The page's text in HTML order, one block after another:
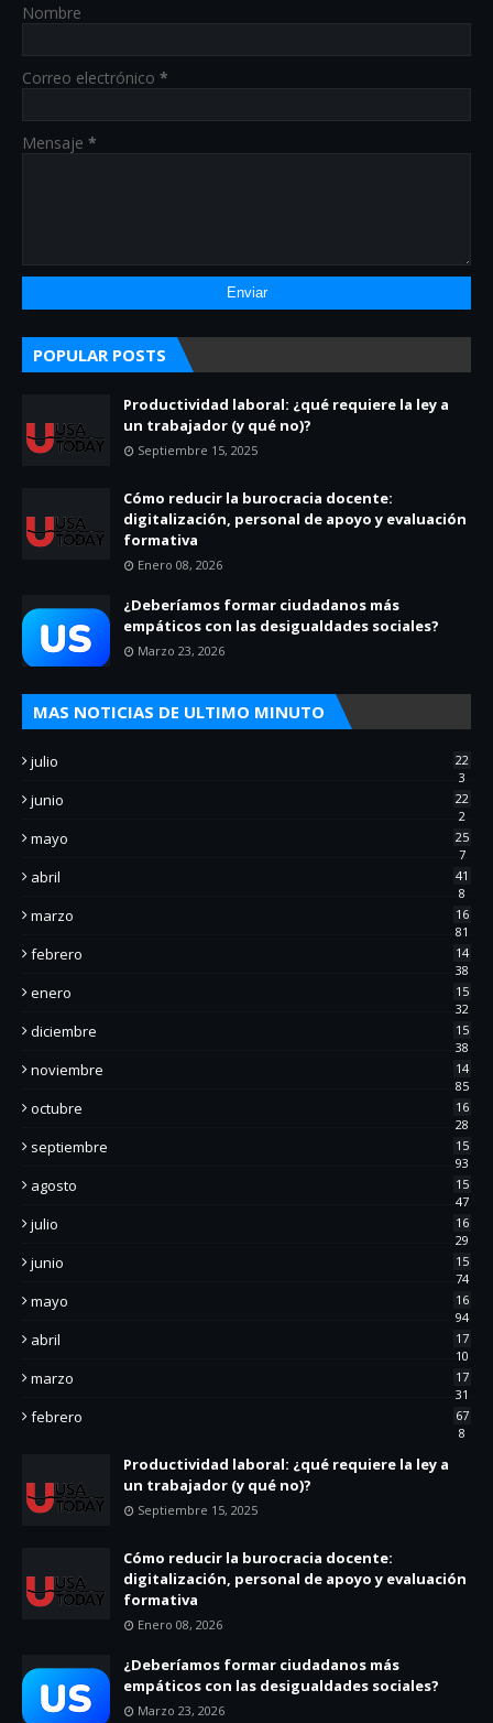
Nombre
Correo electrónico *
Mensaje *
POPULAR POSTS
Productividad laboral: ¿qué requiere la ley a
un trabajador (y qué no)?
Septiembre 15, 2025
Cómo reducir la burocracia docente:
digitalización, personal de apoyo y evaluación
formativa
Enero 08, 2026
¿Deberíamos formar ciudadanos más
empáticos con las desigualdades sociales?
Marzo 23, 2026
MAS NOTICIAS DE ULTIMO MINUTO
julio
22
3
junio
22
2
mayo
25
7
abril
41
8
marzo
16
81
febrero
14
38
enero
15
32
diciembre
15
38
noviembre
14
85
octubre
16
28
septiembre
15
93
agosto
15
47
julio
16
29
junio
15
74
mayo
16
94
abril
17
10
marzo
17
31
febrero
67
8
Productividad laboral: ¿qué requiere la ley a
un trabajador (y qué no)?
Septiembre 15, 2025
Cómo reducir la burocracia docente:
digitalización, personal de apoyo y evaluación
formativa
Enero 08, 2026
¿Deberíamos formar ciudadanos más
empáticos con las desigualdades sociales?
Marzo 23, 2026